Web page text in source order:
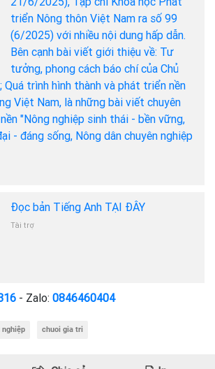
triển Nông thôn Việt Nam ra số 99
(6/2025) với nhiều nội dung hấp dẫn.
Bên cạnh bài viết giới thiệu về: Tư
tưởng, phong cách báo chí của Chủ
Quá trình hình thành và phát triển nền
Việt Nam, là những bài viết chuyên
"Nông nghiệp sinh thái - bền vững,
- đáng sống, Nông dân chuyên nghiệp
Đọc bản Tiếng Anh TẠI ĐÂY
Tài trợ
- Zalo: 0846460404
nghiệp chuoi gia tri